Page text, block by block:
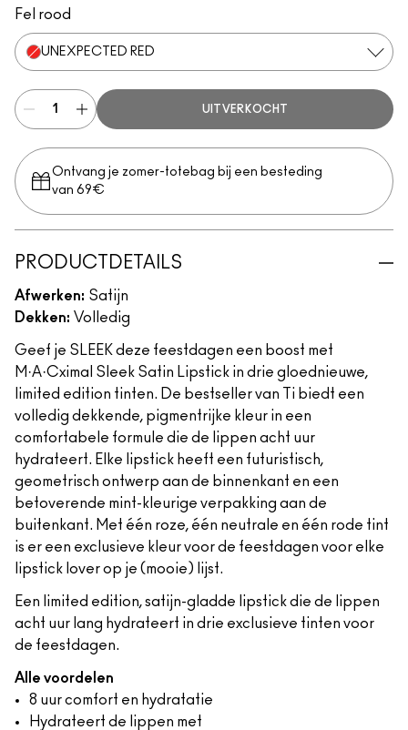
Fel rood
UNEXPECTED RED
UITVERKOCHT
Ontvang je zomer-totebag bij een besteding
van 69€
PRODUCTDETAILS
Afwerken: Satijn
Dekken: Volledig
Geef je SLEEK deze feestdagen een boost met
M·A·Cximal Sleek Satin Lipstick in drie gloednieuwe,
limited edition tinten. De bestseller van Ti biedt een
volledig dekkende, pigmentrijke kleur in een
comfortabele formule die de lippen acht uur
hydrateert. Elke lipstick heeft een futuristisch,
geometrisch ontwerp aan de binnenkant en een
betoverende mint-kleurige verpakking aan de
buitenkant. Met één roze, één neutrale en één rode tint
is er een exclusieve kleur voor de feestdagen voor elke
lipstick lover op je (mooie) lijst.
Een limited edition, satijn-gladde lipstick die de lippen
acht uur lang hydrateert in drie exclusieve tinten voor
de feestdagen.
Alle voordelen
8 uur comfort en hydratatie
Hydrateert de lippen met